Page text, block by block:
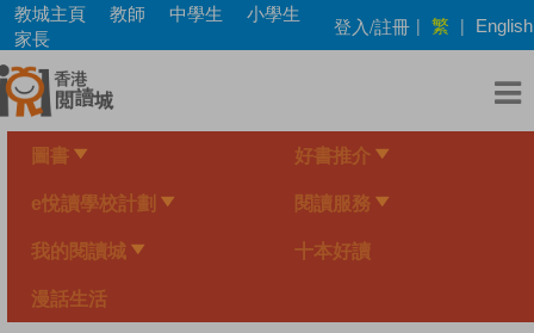
Skip
main
content
教城主頁 教師 中學生
小學生
家長
登入/註冊 | 繁 | English
圖書 好書推介
e悅讀學校計劃 閱讀服務
我的閱讀城 十本好讀
漫話生活